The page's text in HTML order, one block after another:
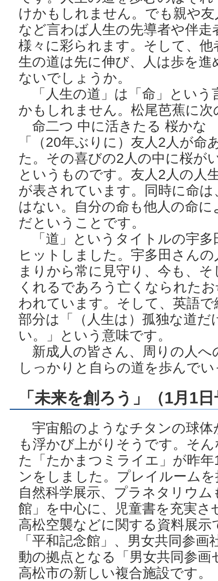
けかもしれません。でも親や
など言わば人生の先導者や伴
様々に彩られます。そして、
生の道は先に伸び、人は歩を
ないでしょうか。
「人生の道」は「命」という
かもしれません。松尾芭蕉に
命二つ 中に活きたる 桜かな
「（20年ぶりに）友人2人が
た。その喜びの2人の中に桜が
というものです。友人2人の人
が表されています。同時に命
はない。自分の命も他人の命
だということです。
「道」というタイトルの宇多
ヒットしました。宇多田さん
まりから常に見守り、今も、
くれるであろう亡くなられた
われています。そして、英語
部分は「（人生は）孤独な道だ
い。」という意味です。
新成人の皆さん、周りの人へ
しっかりと自らの道を歩んで
「未来を創ろう」（1月1
宇宙船のようなチタンの球体
も浮かび上がりそうです。そ
た「たかまつミライエ」が昨
ンをしました。プレイルーム
自然科学展示、プラネタリウ
館」を中心に、児童書を充実
高松空襲などに関する資料展
「平和記念館」、男女共同参
動の拠点となる「男女共同参
高松市の新しい複合施設です